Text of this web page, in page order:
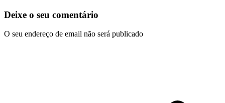
Deixe o seu comentário
O seu endereço de email não será publicado